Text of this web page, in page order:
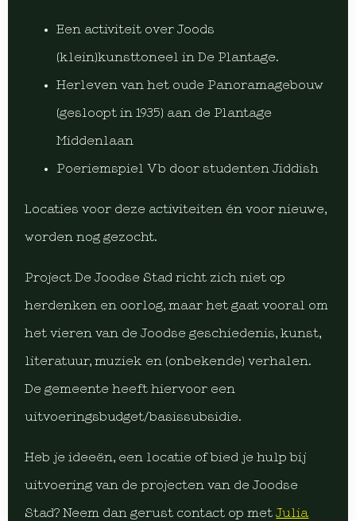
Een activiteit over Joods
(klein)kunsttoneel in De Plantage.
Herleven van het oude Panoramagebouw
(gesloopt in 1935) aan de Plantage
Middenlaan
Poeriemspiel Vb door studenten Jiddish
Locaties voor deze activiteiten én voor nieuwe,
worden nog gezocht.
Project De Joodse Stad richt zich niet op
herdenken en oorlog, maar het gaat vooral om
het vieren van de Joodse geschiedenis, kunst,
literatuur, muziek en (onbekende) verhalen.
De gemeente heeft hiervoor een
uitvoeringsbudget/basissubsidie.
Heb je ideeën, een locatie of bied je hulp bij
uitvoering van de projecten van de Joodse
Stad? Neem dan gerust contact op metJulia